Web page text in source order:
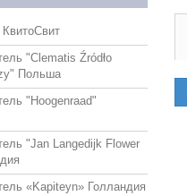
"Clematis Źródło
Польша
"Hoogenraad"
"Jan Langedijk Flower
«Kapiteyn» Голландия